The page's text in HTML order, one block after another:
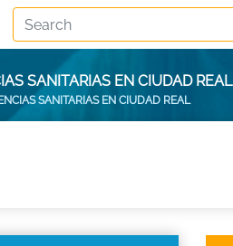
SANITARIAS EN CIUDAD REAL
SANITARIAS EN CIUDAD REAL